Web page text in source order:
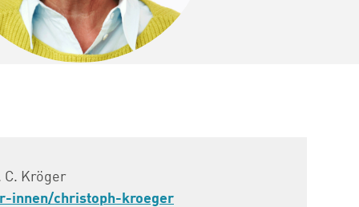
C. Kröger
innen/christoph-kroeger